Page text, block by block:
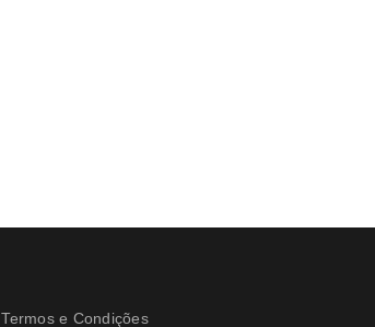
Termos e Condições